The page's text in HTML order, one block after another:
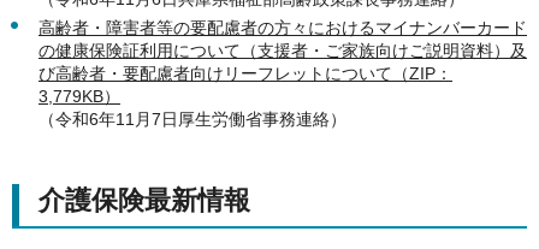
高齢者・障害者等の要配慮者の方々におけるマイナンバーカード
の健康保険証利用について（支援者・ご家族向けご説明資料）及
び高齢者・要配慮者向けリーフレットについて（ZIP：
3,779KB）
（令和6年11月7日厚生労働省事務連絡）
介護保険最新情報